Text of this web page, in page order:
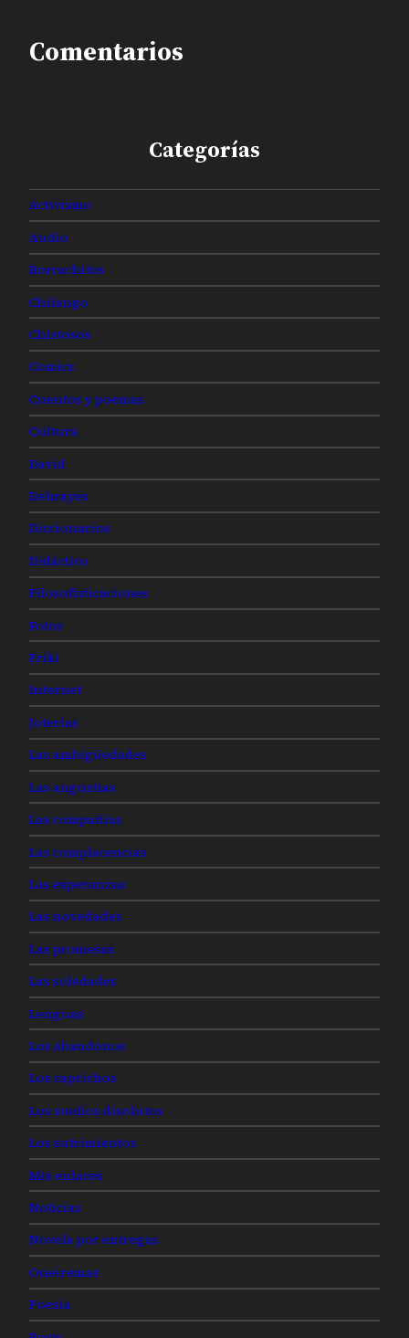
Comentarios
Categorías
Activismo
Audio
Borrachitos
Chilango
Chistosos
Comics
Cuentos y poemas
Cultura
David
Debrayes
Diccionarios
Didáctico
Filosofisticaciones
Fotos
Friki
Internet
Joterías
Las ambigüedades
Las angustias
Las compañías
Las complacencias
Las esperanzas
Las novedades
Las promesas
Las soledades
Lenguas
Los abandonos
Los caprichos
Los sueños disolutos
Los sufrimientos
Mis enlaces
Noticias
Novela por entregas
Oneiremas
Poesía